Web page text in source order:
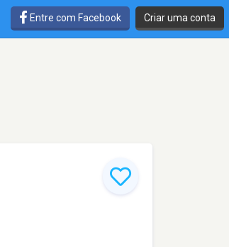
Entre com Facebook Criar uma conta